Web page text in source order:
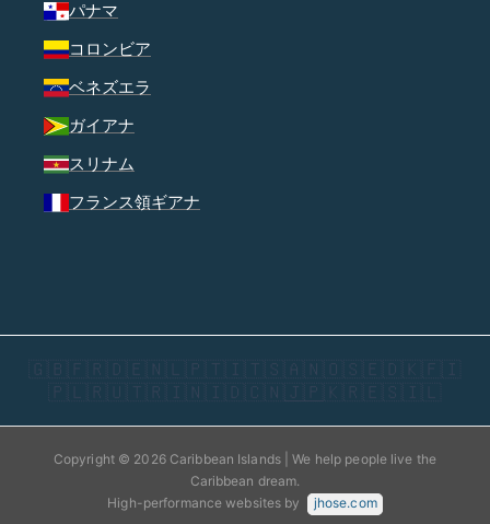
パナマ
コロンビア
ベネズエラ
ガイアナ
スリナム
フランス領ギアナ
🇬🇧 🇫🇷 🇩🇪 🇳🇱 🇵🇹 🇮🇹 🇸🇦 🇳🇴 🇸🇪 🇩🇰 🇫🇮
🇵🇱 🇷🇺 🇹🇷 🇮🇳 🇮🇩 🇨🇳 🇯🇵 🇰🇷 🇪🇸 🇮🇱
Copyright © 2026 Caribbean Islands | We help people live the
Caribbean dream.
High-performance websites by
jhose.com